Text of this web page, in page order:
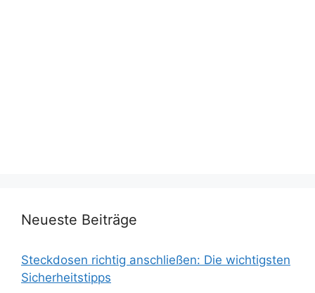
Neueste Beiträge
Steckdosen richtig anschließen: Die wichtigsten
Sicherheitstipps